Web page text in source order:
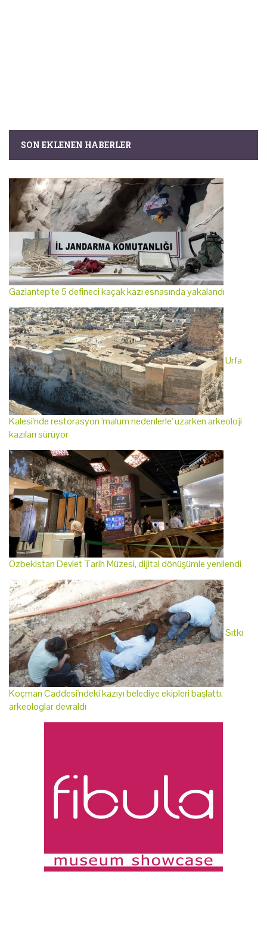
SON EKLENEN HABERLER
Gaziantep'te 5 defineci kaçak kazı esnasında yakalandı
Urfa
Kalesi'nde restorasyon 'malum nedenlerle' uzarken arkeoloji
kazıları sürüyor
Özbekistan Devlet Tarih Müzesi, dijital dönüşümle yenilendi
Sıtkı
Koçman Caddesi'ndeki kazıyı belediye ekipleri başlattı,
arkeologlar devraldı